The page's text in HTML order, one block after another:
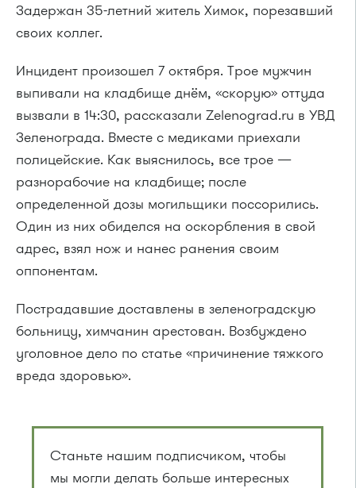
Задержан 35-летний житель Химок, порезавший
своих коллег.
Инцидент произошел 7 октября. Трое мужчин
выпивали на кладбище днём, «скорую» оттуда
вызвали в 14:30, рассказали Zelenograd.ru в УВД
Зеленограда. Вместе с медиками приехали
полицейские. Как выяснилось, все трое —
разнорабочие на кладбище; после
определенной дозы могильщики поссорились.
Один из них обиделся на оскорбления в свой
адрес, взял нож и нанес ранения своим
оппонентам.
Пострадавшие доставлены в зеленоградскую
больницу, химчанин арестован. Возбуждено
уголовное дело по статье «причинение тяжкого
вреда здоровью».
Станьте нашим подписчиком, чтобы
мы могли делать больше интересных